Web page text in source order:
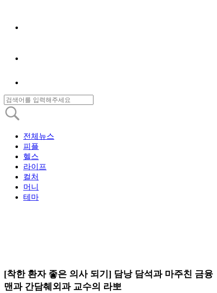
전체뉴스
피플
헬스
라이프
컬처
머니
테마
[착한 환자 좋은 의사 되기] 담낭 담석과 마주친 금융
맨과 간담췌외과 교수의 라뽀